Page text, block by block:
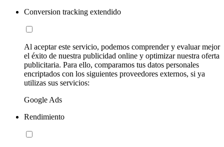
Conversion tracking extendido
Al aceptar este servicio, podemos comprender y evaluar mejor
el éxito de nuestra publicidad online y optimizar nuestra oferta
publicitaria. Para ello, comparamos tus datos personales
encriptados con los siguientes proveedores externos, si ya
utilizas sus servicios:
Google Ads
Rendimiento